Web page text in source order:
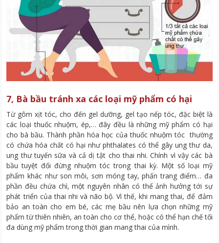
7, Bà bầu tránh xa các loại mỹ phẩm có hại
Từ gôm xịt tóc, cho đến gel dưỡng, gel tạo nếp tóc, đặc biệt là
các loại thuốc nhuộm, ép,… đây đều là những mỹ phẩm có hại
cho bà bầu. Thành phần hóa học của thuốc nhuộm tóc thường
có chứa hóa chất có hại như phthalates có thể gây ung thư da,
ung thư tuyến sữa và cả dị tật cho thai nhi. Chính vì vậy các bà
bầu tuyệt đối đừng nhuộm tóc trong thai kỳ. Một số loại mỹ
phẩm khác như son môi, sơn móng tay, phấn trang điểm… đa
phần đều chứa chì, một nguyên nhân có thể ảnh hưởng tới sự
phát triển của thai nhi và não bộ. Vì thế, khi mang thai, để đảm
bảo an toàn cho em bé, các mẹ bầu nên lựa chọn những mỹ
phẩm từ thiên nhiên, an toàn cho cơ thể, hoặc có thể hạn chế tối
đa dùng mỹ phẩm trong thời gian mang thai của mình.